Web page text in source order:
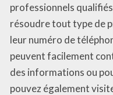
professionnels
résoudre tout type de
leur numéro de
peuvent facilement
des informations ou
pouvez également